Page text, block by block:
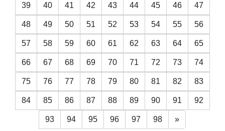
39 40 41 42 43 44 45 46 47
48 49 50 51 52 53 54 55 56
57 58 59 60 61 62 63 64 65
66 67 68 69 70 71 72 73 74
75 76 77 78 79 80 81 82 83
84 85 86 87 88 89 90 91 92
93 94 95 96 97 98 »